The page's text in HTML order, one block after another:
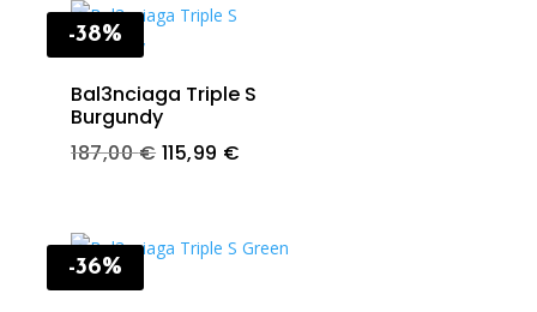
-38%
Bal3nciaga Triple S
Burgundy
187,00€ Original
187,00 €.
115,99 €
115,99 €.
-36%